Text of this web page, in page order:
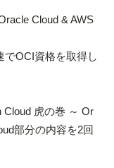
Cloud & AWS
でOCI資格を取得し
Cloud 虎の巻 ～ Or
部分の内容を2回